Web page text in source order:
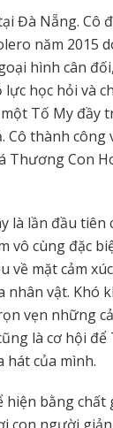
Đà Nẵng. Cô
năm 2015
hình cân
học hỏi và
Tố My đầy
thành công
Thương Con
là lần đầu
vô cùng đặc
về mặt cảm
nhân vật. Khó
vẹn những
là cơ hội
hát của mình.
hiện bằng